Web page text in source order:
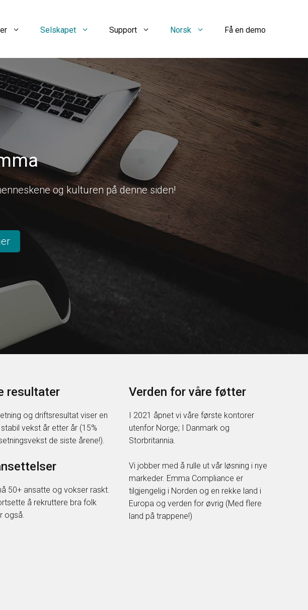
Selskapet Support Norsk Få en demo
og kulturen på denne siden!
resultater
og driftsresultat viser en
vekst år etter år (15%
de siste årene!).
50+ ansatte og vokser raskt.
å rekruttere bra folk
også.
Verden for våre føtter
I 2021 åpnet vi våre første kontorer
utenfor Norge; I Danmark og
Storbritannia.
Vi jobber med å rulle ut vår løsning i nye
markeder. Emma Compliance er
tilgjengelig i Norden og en rekke land i
Europa og verden for øvrig (Med flere
land på trappene!)